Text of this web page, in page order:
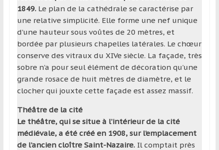
1849.Le plan de la cathédrale se caractérise par
une relative simplicité. Elle forme une nef unique
d’une hauteur sous voûtes de 20 mètres, et
bordée par plusieurs chapelles latérales. Le chœur
conserve des vitraux du XIVe siècle. La façade, très
sobre n’a pour seul élément de décoration qu’une
grande rosace de huit mètres de diamètre, et le
clocher qui jouxte cette façade est assez massif.
Théâtre de la cité
Le théâtre, qui se situe à l’intérieur de la cité
médiévale, a été créé en 1908, sur l’emplacement
de l’ancien cloître Saint-Nazaire. Il comptait près